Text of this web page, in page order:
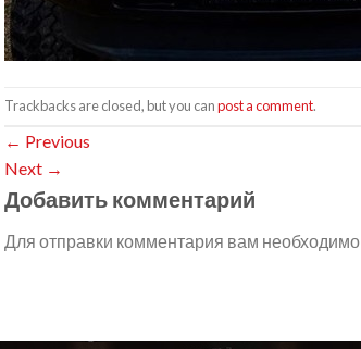
Trackbacks are closed, but you canpost a comment.
← Previous
Next →
Добавить комментарий
Для отправки комментария вам необходимо